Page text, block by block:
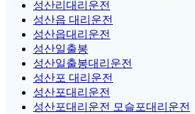
성산리대리운전
성산읍 대리운전
성산읍대리운전
성산일출봉
성산일출봉대리운전
성산포 대리운전
성산포대리운전
성산포대리운전 모슬포대리운전